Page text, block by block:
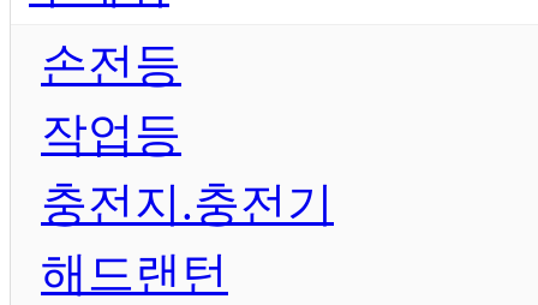
손전등
작업등
충전지.충전기
해드랜턴